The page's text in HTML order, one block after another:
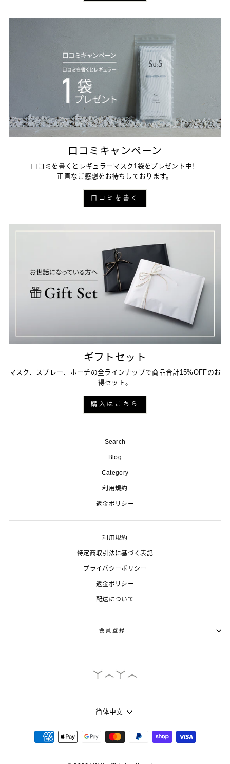
口コミキャンペーン
口コミを書くとレギュラーマスク1袋をプレゼント中！
正直なご感想をお待ちしております。
口コミを書く
ギフトセット
マスク、スプレー、ポーチの全ラインナップで商品合計15%OFFのお
得セット。
購入はこちら
Search
Blog
Category
利用規約
返金ポリシー
利用規約
特定商取引法に基づく表記
プライバシーポリシー
返金ポリシー
配送について
会員登録
言
简体中文